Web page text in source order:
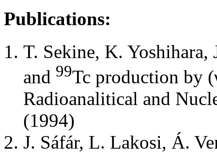
Publications:
T. Sekine, K.
and 99Tc production by
Radioanalitical and
(1994)
J. Sáfár, L. Lakosi, Á.